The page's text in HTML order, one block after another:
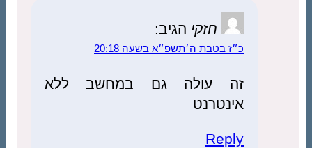
חזקי הגיב:
כ״ז בטבת ה׳תשפ״א בשעה 20:18
זה עולה גם במחשב ללא
אינטרנט
Reply